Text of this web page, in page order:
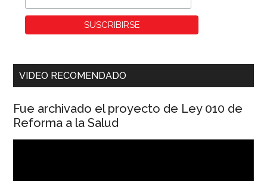
VIDEO RECOMENDADO
Fue archivado el proyecto de Ley 010 de
Reforma a la Salud